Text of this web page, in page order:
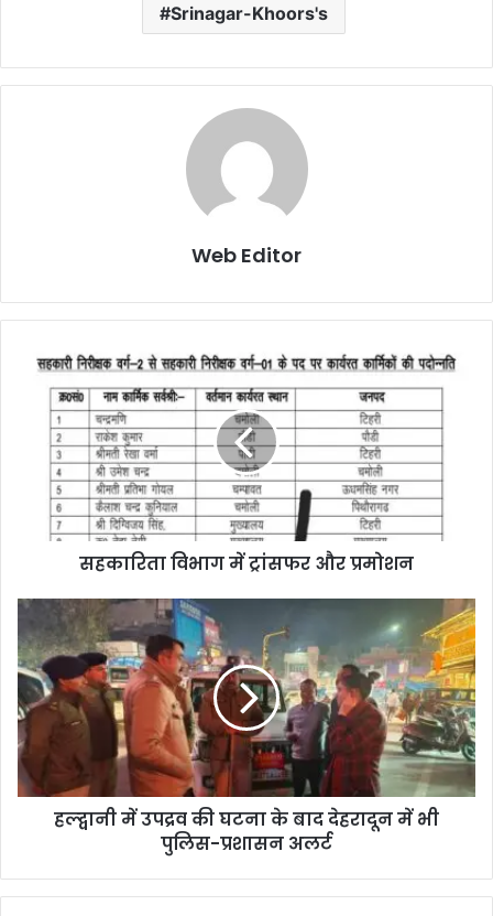
Srinagar-Khoors's
Web Editor
सहकारिता विभाग में ट्रांसफर और प्रमोशन
हल्द्वानी में उपद्रव की घटना के बाद देहरादून में भी
पुलिस-प्रशासन अलर्ट